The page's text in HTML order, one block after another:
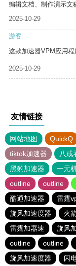
编辑文档、制作演示文
2025-10-29
游客
这款加速器VPM应用程
2025-10-29
友情链接
网站地图 QuickQ
tiktok加速器
八戒
黑豹加速器
一元
outline
outline
酷通加速器
雷霆
旋风加速度器
火
雷霆加器速
旋风
outline
outline
旋风加速度器
闪